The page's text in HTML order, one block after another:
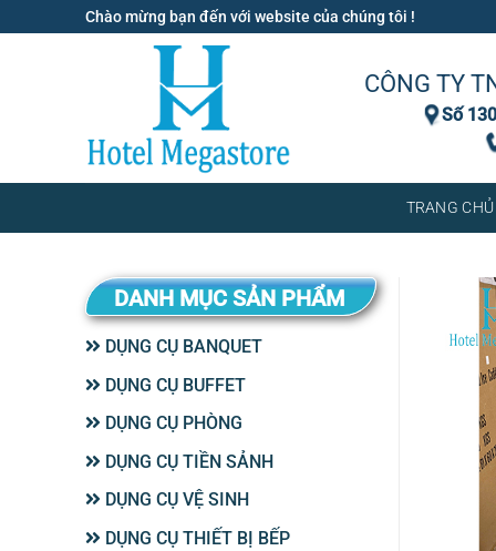
qua
Chào mừng bạn đến với website của chúng tôi !
CÔNG TY
Số
TRANG CHỦ
DANH MỤC SẢN PHẨM
DỤNG CỤ BANQUET
DỤNG CỤ BUFFET
DỤNG CỤ PHÒNG
DỤNG CỤ TIỀN SẢNH
DỤNG CỤ VỆ SINH
DỤNG CỤ THIẾT BỊ BẾP